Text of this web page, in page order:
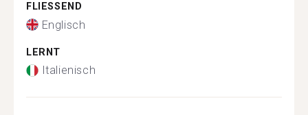
FLIESSEND
Englisch
LERNT
Italienisch